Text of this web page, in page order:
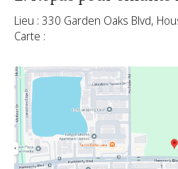
Lieu : 330 Garden Oaks Blvd,
Carte :